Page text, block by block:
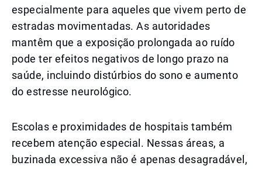
especialmente para aqueles que vivem perto de
estradas movimentadas. As autoridades
mantêm que a exposição prolongada ao ruído
pode ter efeitos negativos de longo prazo na
saúde, incluindo distúrbios do sono e aumento
do estresse neurológico.
Escolas e proximidades de hospitais também
recebem atenção especial. Nessas áreas, a
buzinada excessiva não é apenas desagradável,